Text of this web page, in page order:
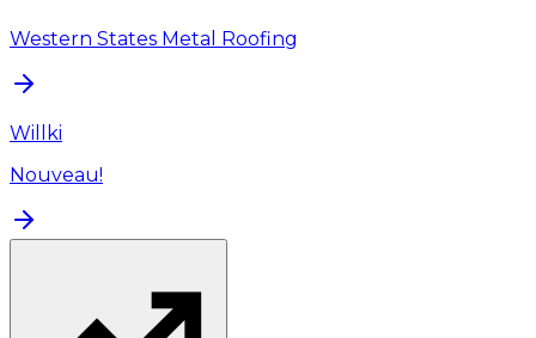
Western States Metal Roofing
Willki
Nouveau!